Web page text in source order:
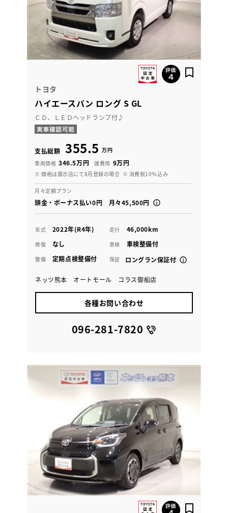
トヨタ
ハイエースバン ロング S GL
ＣＤ、ＬＥＤヘッドランプ付♪
支払総額 355.5 万円
車両価格 346.5万円 諸費用 9万円
※ 価格は展示店にて8月登録の場合 ※ 消費税10％込み
月々定額プラン
頭金・ボーナス払い0円 月々45,500円
年式 2022年(R4年) 走行 46,000km
修復 なし 車検 車検整備付
整備 定期点検整備付 保証 ロングラン保証付
ネッツ熊本 オートモール コラス御船店
各種お問い合わせ
096-281-7820